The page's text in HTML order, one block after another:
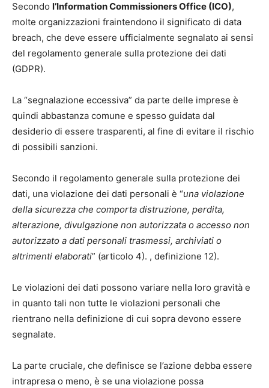
Secondo l’Information Commissioners Office (ICO),
molte organizzazioni fraintendono il significato di data
breach, che deve essere ufficialmente segnalato ai sensi
del regolamento generale sulla protezione dei dati
(GDPR).
La “segnalazione eccessiva” da parte delle imprese è
quindi abbastanza comune e spesso guidata dal
desiderio di essere trasparenti, al fine di evitare il rischio
di possibili sanzioni.
Secondo il regolamento generale sulla protezione dei
dati, una violazione dei dati personali è “una violazione
della sicurezza che comporta distruzione, perdita,
alterazione, divulgazione non autorizzata o accesso non
autorizzato a dati personali trasmessi, archiviati o
altrimenti elaborati” (articolo 4). , definizione 12).
Le violazioni dei dati possono variare nella loro gravità e
in quanto tali non tutte le violazioni personali che
rientrano nella definizione di cui sopra devono essere
segnalate.
La parte cruciale, che definisce se l’azione debba essere
intrapresa o meno, è se una violazione possa